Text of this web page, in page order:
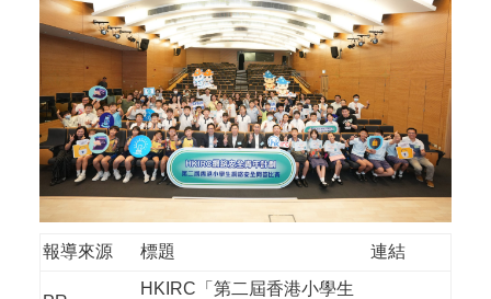
報導來源 標題 連結
HKIRC「第二屆香港小學生